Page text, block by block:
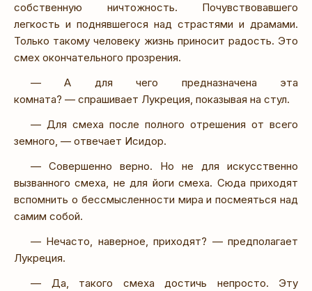
собственную ничтожность. Почувствовавшего
легкость и поднявшегося над страстями и драмами.
Только такому человеку жизнь приносит радость. Это
смех окончательного прозрения.
— А для чего предназначена эта
комната? — спрашивает Лукреция, показывая на стул.
— Для смеха после полного отрешения от всего
земного, — отвечает Исидор.
— Совершенно верно. Но не для искусственно
вызванного смеха, не для йоги смеха. Сюда приходят
вспомнить о бессмысленности мира и посмеяться над
самим собой.
— Нечасто, наверное, приходят? — предполагает
Лукреция.
— Да, такого смеха достичь непросто. Эту